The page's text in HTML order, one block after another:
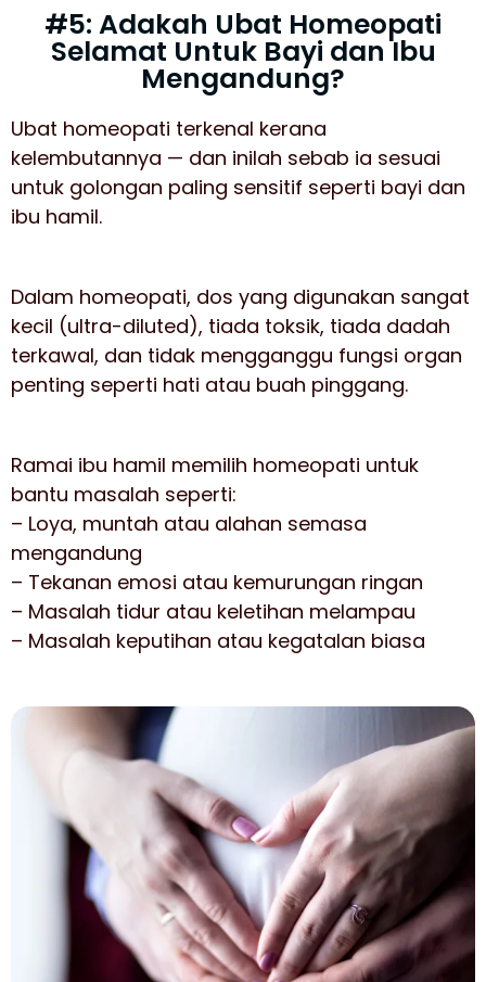
#5: Adakah Ubat Homeopati
Selamat Untuk Bayi dan Ibu
Mengandung?
Ubat homeopati terkenal kerana
kelembutannya — dan inilah sebab ia sesuai
untuk golongan paling sensitif seperti bayi dan
ibu hamil.
Dalam homeopati, dos yang digunakan sangat
kecil (ultra-diluted), tiada toksik, tiada dadah
terkawal, dan tidak mengganggu fungsi organ
penting seperti hati atau buah pinggang.
Ramai ibu hamil memilih homeopati untuk
bantu masalah seperti:
– Loya, muntah atau alahan semasa
mengandung
– Tekanan emosi atau kemurungan ringan
– Masalah tidur atau keletihan melampau
– Masalah keputihan atau kegatalan biasa